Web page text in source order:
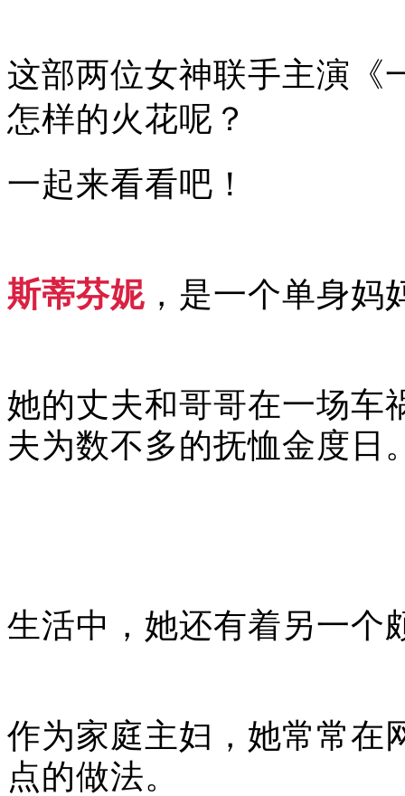
这部两位女神联手主演《
怎样的火花呢？
一起来看看吧！
斯蒂芬妮 ，是一个单身妈
她的丈夫和哥哥在一场车
夫为数不多的抚恤金度日
生活中，她还有着另一
作为家庭主妇，她常常在
点的做法。